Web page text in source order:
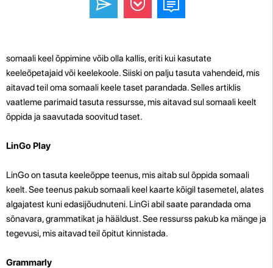
somaali keel õppimine võib olla kallis, eriti kui kasutate
keeleõpetajaid või keelekoole. Siiski on palju tasuta vahendeid, mis
aitavad teil oma somaali keele taset parandada. Selles artiklis
vaatleme parimaid tasuta ressursse, mis aitavad sul somaali keelt
õppida ja saavutada soovitud taset.
LinGo Play
LinGo on tasuta keeleõppe teenus, mis aitab sul õppida somaali
keelt. See teenus pakub somaali keel kaarte kõigil tasemetel, alates
algajatest kuni edasijõudnuteni. LinGi abil saate parandada oma
sõnavara, grammatikat ja hääldust. See ressurss pakub ka mänge ja
tegevusi, mis aitavad teil õpitut kinnistada.
Grammarly